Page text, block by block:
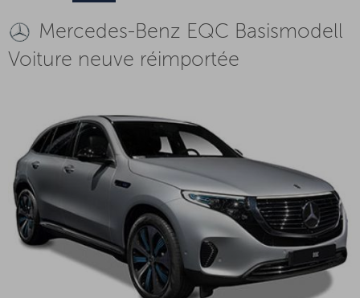
Mercedes-Benz EQC Basismodell
Voiture neuve réimportée